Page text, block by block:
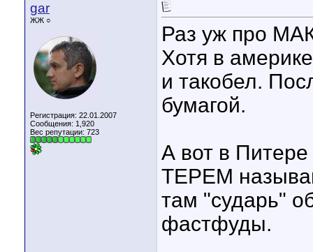
gar
ЖЖ ○
Регистрация: 22.01.2007
Сообщения: 1,920
Вес репутации: 723
Раз уж про
Хотя в
и такобел.
бумагой.
А вот в
ТЕРЕМ
там "сударь"
фастфуды.